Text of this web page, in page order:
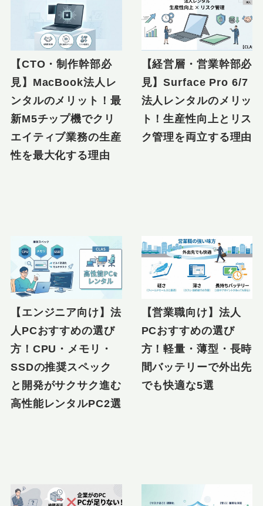
【CTO・制作幹部必
見】MacBook法人レ
ンタルのメリット！最
新M5チップ機でクリ
エイティブ業務の生産
性を最大化する理由
【経営層・営業幹部必
見】Surface Pro 6/7
法人レンタルのメリッ
ト！生産性向上とリス
ク管理を両立する理由
【エンジニア向け】法
人PCおすすめの選び
方！CPU・メモリ・
SSDの推奨スペック
と開発がサクサク進む
高性能レンタルPC2選
【営業職向け】法人
PCおすすめの選び
方！軽量・薄型・長時
間バッテリーで外出先
でも快適な5選